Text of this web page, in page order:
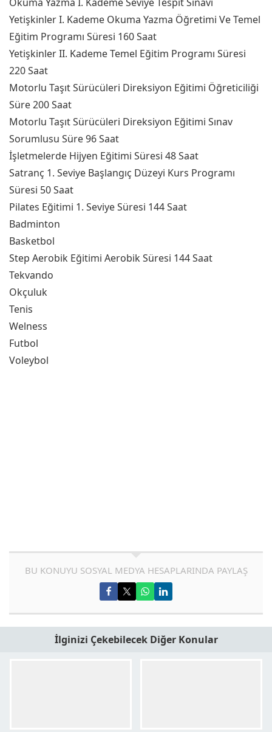
Yetişkinler I. Kademe Okuma Yazma Öğretimi Ve Temel
Eğitim Programı Süresi 160 Saat
Yetişkinler II. Kademe Temel Eğitim Programı Süresi
220 Saat
Motorlu Taşıt Sürücüleri Direksiyon Eğitimi Öğreticiliği
Süre 200 Saat
Motorlu Taşıt Sürücüleri Direksiyon Eğitimi Sınav
Sorumlusu Süre 96 Saat
İşletmelerde Hijyen Eğitimi Süresi 48 Saat
Satranç 1. Seviye Başlangıç Düzeyi Kurs Programı
Süresi 50 Saat
Pilates Eğitimi 1. Seviye Süresi 144 Saat
Badminton
Basketbol
Step Aerobik Eğitimi Aerobik Süresi 144 Saat
Tekvando
Okçuluk
Tenis
Welness
Futbol
Voleybol
BU KONUYU SOSYAL MEDYA HESAPLARINDA PAYLAŞ
İlginizi Çekebilecek Diğer Konular